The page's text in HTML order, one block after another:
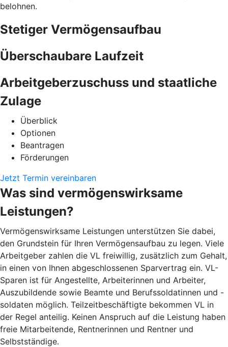
belohnen.
Stetiger Vermögensaufbau
Überschaubare Laufzeit
Arbeitgeberzuschuss und staatliche
Zulage
Überblick
Optionen
Beantragen
Förderungen
Jetzt Termin vereinbaren
Was sind vermögenswirksame
Leistungen?
Vermögenswirksame Leistungen unterstützen Sie dabei,
den Grundstein für Ihren Vermögensaufbau zu legen. Viele
Arbeitgeber zahlen die VL freiwillig, zusätzlich zum Gehalt,
in einen von Ihnen abgeschlossenen Sparvertrag ein. VL-
Sparen ist für Angestellte, Arbeiterinnen und Arbeiter,
Auszubildende sowie Beamte und Berufssoldatinnen und -
soldaten möglich. Teilzeitbeschäftigte bekommen VL in
der Regel anteilig. Keinen Anspruch auf die Leistung haben
freie Mitarbeitende, Rentnerinnen und Rentner und
Selbstständige.